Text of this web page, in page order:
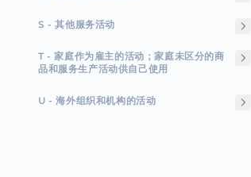
S - 其他服务活动
T - 家庭作为雇主的活动；家庭未区分的商
品和服务生产活动供自己使用
U - 海外组织和机构的活动